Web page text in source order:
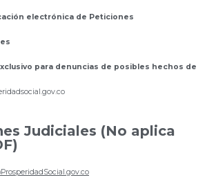
electrónica de Peticiones
para denuncias de posibles hechos de
Judiciales (No aplica